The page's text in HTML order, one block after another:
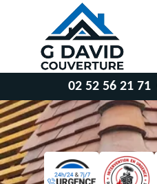
02 52 56 21 71